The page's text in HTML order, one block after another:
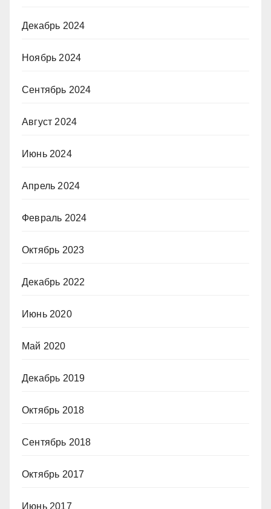
Декабрь 2024
Ноябрь 2024
Сентябрь 2024
Август 2024
Июнь 2024
Апрель 2024
Февраль 2024
Октябрь 2023
Декабрь 2022
Июнь 2020
Май 2020
Декабрь 2019
Октябрь 2018
Сентябрь 2018
Октябрь 2017
Июнь 2017